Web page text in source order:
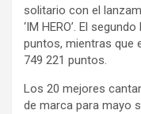
solitario con el
‘IM HERO’. El
puntos, mientras que
749 221 puntos.
Los 20 mejores
de marca para mayo